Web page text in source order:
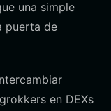
una simple
puerta de
en DEXs